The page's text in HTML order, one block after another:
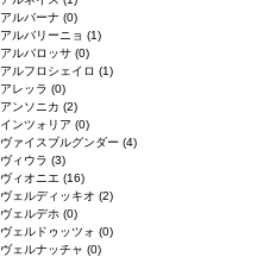
アルバーナ (0)
アルバリーニョ (1)
アルバロッサ (0)
アルフロシェイロ (1)
アレッラ (0)
アンソニカ (2)
インツォリア (0)
ヴァイスブルグンダー (4)
ヴィウラ (3)
ヴィオニエ (16)
ヴェルディッキオ (2)
ヴェルデホ (0)
ヴェルドゥッツォ (0)
ヴェルナッチャ (0)